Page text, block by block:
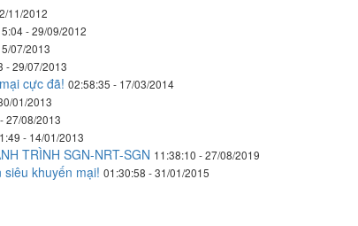
11/2012
- 29/09/2012
07/2013
- 29/07/2013
cực đã! 02:58:35 - 17/03/2014
01/2013
27/08/2013
- 14/01/2013
TRÌNH SGN-NRT-SGN 11:38:10 - 27/08/2019
siêu khuyến mại! 01:30:58 - 31/01/2015